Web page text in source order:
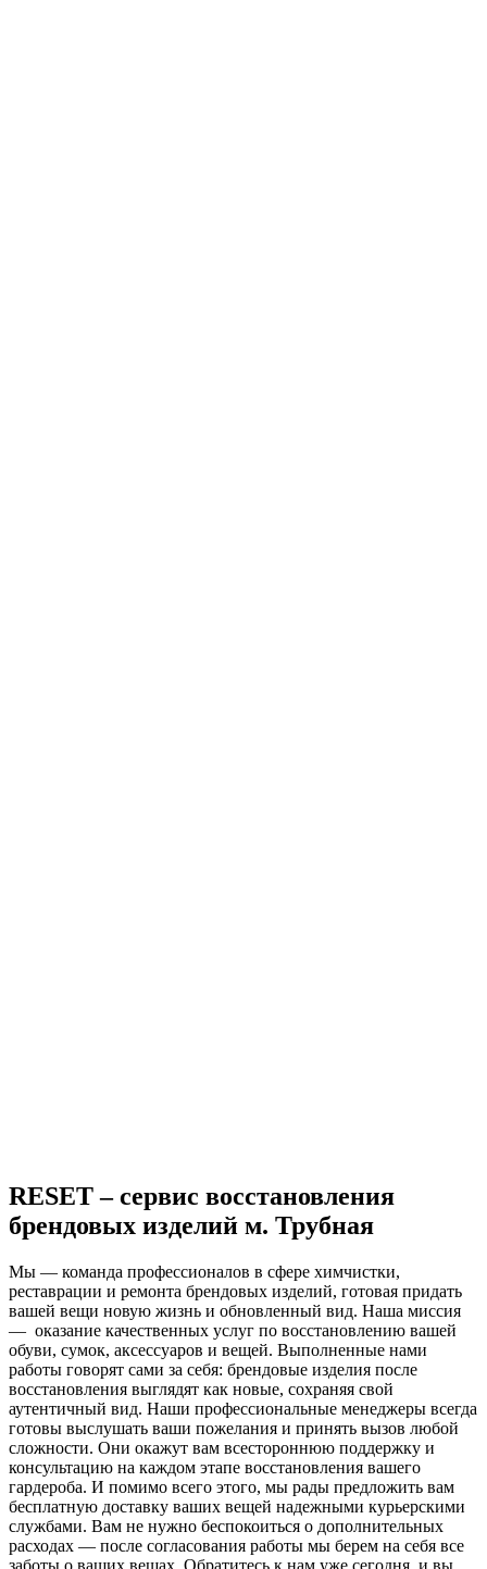
RESET – сервис восстановления
брендовых изделий м. Трубная
Мы — команда профессионалов в сфере химчистки,
реставрации и ремонта брендовых изделий, готовая придать
вашей вещи новую жизнь и обновленный вид. Наша миссия
— оказание качественных услуг по восстановлению вашей
обуви, сумок, аксессуаров и вещей. Выполненные нами
работы говорят сами за себя: брендовые изделия после
восстановления выглядят как новые, сохраняя свой
аутентичный вид. Наши профессиональные менеджеры всегда
готовы выслушать ваши пожелания и принять вызов любой
сложности. Они окажут вам всестороннюю поддержку и
консультацию на каждом этапе восстановления вашего
гардероба. И помимо всего этого, мы рады предложить вам
бесплатную доставку ваших вещей надежными курьерскими
службами. Вам не нужно беспокоиться о дополнительных
расходах — после согласования работы мы берем на себя все
заботы о ваших вещах. Обратитесь к нам уже сегодня, и вы